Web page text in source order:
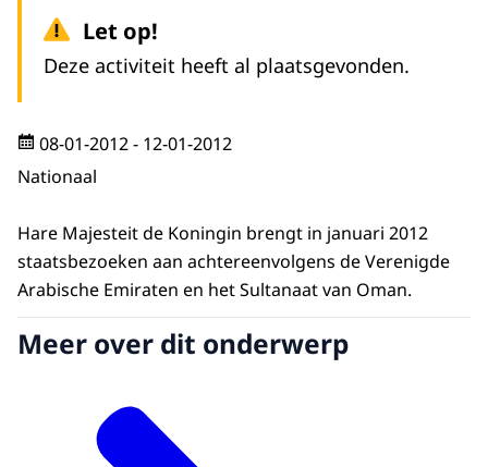
Let op!
Deze activiteit heeft al plaatsgevonden.
08-01-2012- 12-01-2012
Nationaal
Hare Majesteit de Koningin brengt in januari 2012
staatsbezoeken aan achtereenvolgens de Verenigde
Arabische Emiraten en het Sultanaat van Oman.
Meer over dit onderwerp